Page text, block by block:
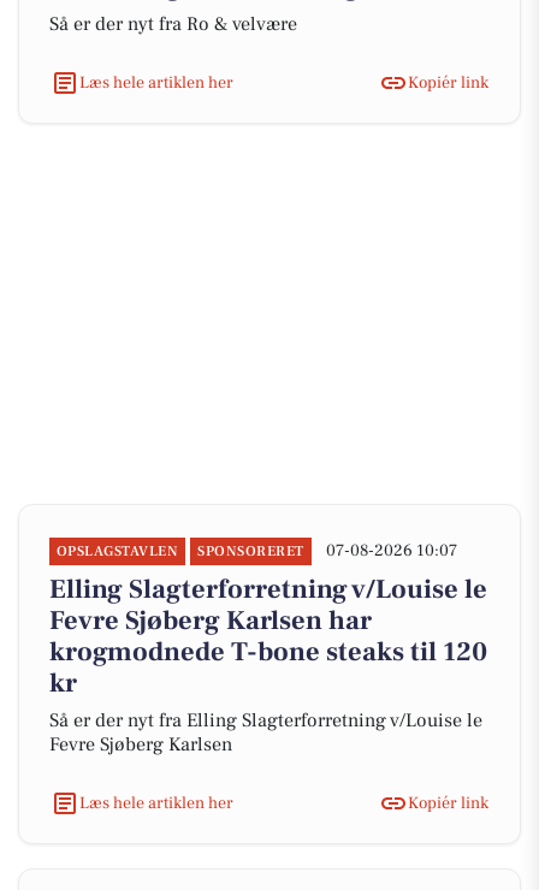
Så er der nyt fra Ro & velvære
Læs hele artiklen her Kopiér link
OPSLAGSTAVLEN SPONSORERET 07-08-2026 10:07
Elling Slagterforretning v/Louise le
Fevre Sjøberg Karlsen har
krogmodnede T-bone steaks til 120
kr
Så er der nyt fra Elling Slagterforretning v/Louise le
Fevre Sjøberg Karlsen
Læs hele artiklen her Kopiér link